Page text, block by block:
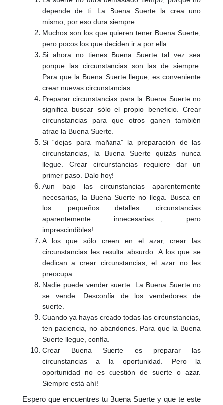
depende de ti. La Buena Suerte la crea uno
mismo, por eso dura siempre.
Muchos son los que quieren tener Buena Suerte,
pero pocos los que deciden ir a por ella.
Si ahora no tienes Buena Suerte tal vez sea
porque las circunstancias son las de siempre.
Para que la Buena Suerte llegue, es conveniente
crear nuevas circunstancias.
Preparar circunstancias para la Buena Suerte no
significa buscar sólo el propio beneficio. Crear
circunstancias para que otros ganen también
atrae la Buena Suerte.
Si “dejas para mañana” la preparación de las
circunstancias, la Buena Suerte quizás nunca
llegue. Crear circunstancias requiere dar un
primer paso. Dalo hoy!
Aun bajo las circunstancias aparentemente
necesarias, la Buena Suerte no llega. Busca en
los pequeños detalles circunstancias
aparentemente innecesarias…, pero
imprescindibles!
A los que sólo creen en el azar, crear las
circunstancias les resulta absurdo. A los que se
dedican a crear circunstancias, el azar no les
preocupa.
Nadie puede vender suerte. La Buena Suerte no
se vende. Desconfía de los vendedores de
suerte.
Cuando ya hayas creado todas las circunstancias,
ten paciencia, no abandones. Para que la Buena
Suerte llegue, confía.
Crear Buena Suerte es preparar las
circunstancias a la oportunidad. Pero la
oportunidad no es cuestión de suerte o azar.
Siempre está ahí!
Espero que encuentres tu Buena Suerte y que te este